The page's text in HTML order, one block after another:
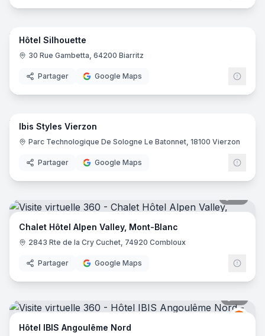
22
Hôtel Silhouette
30 Rue Gambetta, 64200 Biarritz
Partager Google Maps
8
Ibis Styles Vierzon
Parc Technologique De Sologne Le Batonnet, 18100 Vierzon
Partager Google Maps
Chalet Hôtel Alpen Valley, Mont-Blanc
2843 Rte de la Cry Cuchet, 74920 Combloux
Partager Google Maps
Ibis
Hôtel IBIS Angoulême Nord